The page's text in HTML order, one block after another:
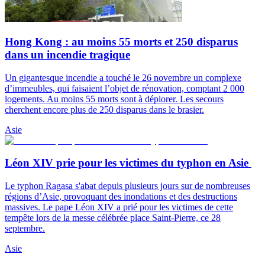
Hong Kong : au moins 55 morts et 250 disparus
dans un incendie tragique
Un gigantesque incendie a touché le 26 novembre un complexe
d’immeubles, qui faisaient l’objet de rénovation, comptant 2 000
logements. Au moins 55 morts sont à déplorer. Les secours
cherchent encore plus de 250 disparus dans le brasier.
Asie
Léon XIV prie pour les victimes du typhon en Asie
Le typhon Ragasa s'abat depuis plusieurs jours sur de nombreuses
régions d’Asie, provoquant des inondations et des destructions
massives. Le pape Léon XIV a prié pour les victimes de cette
tempête lors de la messe célébrée place Saint-Pierre, ce 28
septembre.
Asie